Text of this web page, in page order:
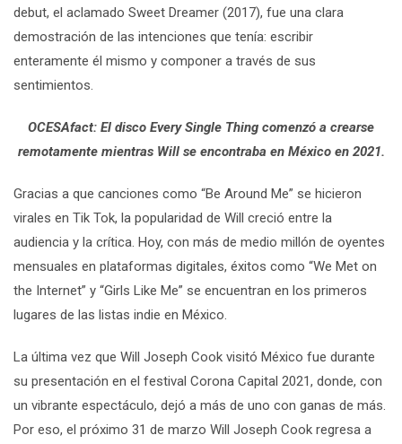
debut, el aclamado Sweet Dreamer (2017), fue una clara
demostración de las intenciones que tenía: escribir
enteramente él mismo y componer a través de sus
sentimientos.
OCESAfact: El disco Every Single Thing comenzó a crearse
remotamente mientras Will se encontraba en México en 2021.
Gracias a que canciones como “Be Around Me” se hicieron
virales en Tik Tok, la popularidad de Will creció entre la
audiencia y la crítica. Hoy, con más de medio millón de oyentes
mensuales en plataformas digitales, éxitos como “We Met on
the Internet” y “Girls Like Me” se encuentran en los primeros
lugares de las listas indie en México.
La última vez que Will Joseph Cook visitó México fue durante
su presentación en el festival Corona Capital 2021, donde, con
un vibrante espectáculo, dejó a más de uno con ganas de más.
Por eso, el próximo 31 de marzo Will Joseph Cook regresa a